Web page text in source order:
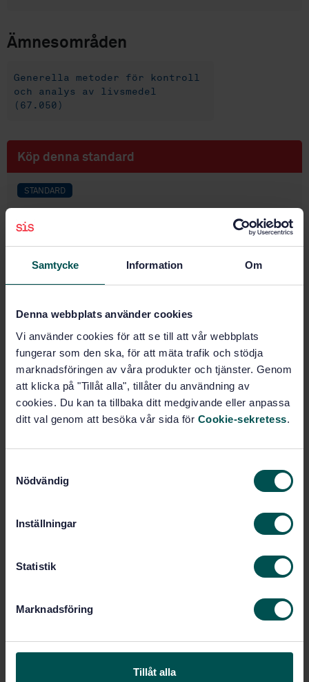
Samtycke Information Om
Denna webbplats använder cookies
Vi använder cookies för att se till att vår webbplats
fungerar som den ska, för att mäta trafik och stödja
marknadsföringen av våra produkter och tjänster. Genom
att klicka på "Tillåt alla", tillåter du användning av
cookies. Du kan ta tillbaka ditt medgivande eller anpassa
ditt val genom att besöka vår sida för Cookie-sekretess.
Nödvändig
Inställningar
Statistik
Marknadsföring
Tillåt alla
Ämnesområden
Generella metoder för kontroll
och analys av livsmedel
(67.050)
Köp denna standard
STANDARD
Foodstuffs - Determination of trace elements -
Determination of inorganic arsenic in seaweed by
hydride generation atomic absorption spectrometry
(HGAAS) after acid extraction
Pris:943 SEK
PDF
Lägg i varukorgen
Fler alternativ
Produktinformation
Språk:
Determination of inorganic arsenic in
seaweed by hydride generation atomic
acid extraction
2008-03-14